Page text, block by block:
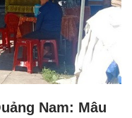
Nam: Mâu